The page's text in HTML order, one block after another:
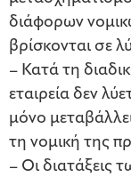
διάφορων
βρίσκονται σε
– Κατά τη
εταιρεία δεν
μόνο
τη νομική της
– Οι διατάξεις